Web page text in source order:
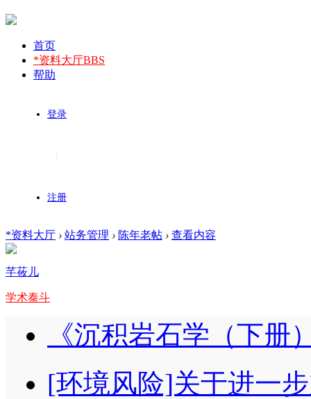
首页
*资料大厅BBS
帮助
登录
注册
*资料大厅 › 站务管理 › 陈年老帖 › 查看内容
芊莜儿
学术泰斗
《沉积岩石学（下册
[环境风险]关于进一